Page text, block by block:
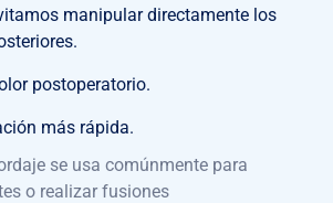
manipular directamente los
postoperatorio.
más rápida.
se usa comúnmente para
o realizar fusiones